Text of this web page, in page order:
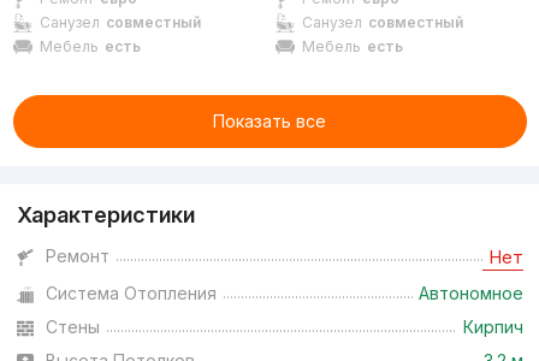
Санузел совместный
Мебель есть
Санузел совместный
Мебель есть
Показать все
Характеристики
Ремонт Нет
Система Отопления
Автономное
Стены
Кирпич